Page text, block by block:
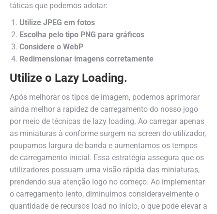
táticas que podemos adotar:
Utilize JPEG em fotos
Escolha pelo tipo PNG para gráficos
Considere o WebP
Redimensionar imagens corretamente
Utilize o Lazy Loading.
Após melhorar os tipos de imagem, podemos aprimorar
ainda melhor a rapidez de carregamento do nosso jogo
por meio de técnicas de lazy loading. Ao carregar apenas
as miniaturas à conforme surgem na screen do utilizador,
poupamos largura de banda e aumentamos os tempos
de carregamento inicial. Essa estratégia assegura que os
utilizadores possuam uma visão rápida das miniaturas,
prendendo sua atenção logo no começo. Ao implementar
o carregamento lento, diminuímos consideravelmente o
quantidade de recursos load no início, o que pode elevar a